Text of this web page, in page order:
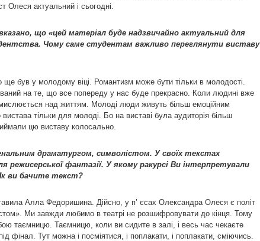
Олеся актуальний і сьогодні.
що «цей матеріал буде надзвичайно актуальний для
Чому саме студентам важливо переглянути виставу
ще був у молодому віці. Романтизм може бути тільки в молодості.
на те, що все попереду у нас буде прекрасно. Коли людині вже
над життям. Молоді люди живуть більш емоційним
тільки для молоді. Бо на виставі була аудиторія більш
цю виставу колосально.
драматургом, символістом. У своїх текстах
режисерської фантазії. У якому ракурсі Ви інтерпретували
ви бачите текст?
Алла Федоришина. Дійсно, у п’ єсах Олександра Олеся є політ
Ми завжди любимо в театрі не розшифровувати до кінця. Тому
таємницю. Таємницю, коли ви сидите в залі, і весь час чекаєте
фінал. Тут можна і посміятися, і поплакати, і поплакати, сміючись.